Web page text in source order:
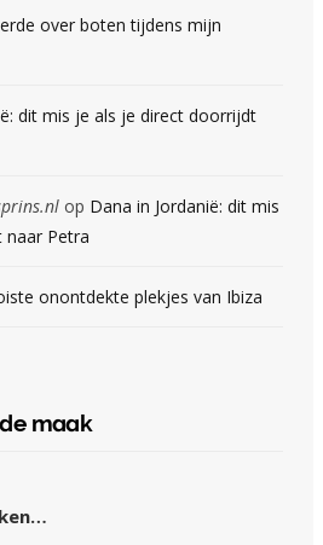
over boten tijdens mijn
dit mis je als je direct doorrijdt
op Dana in Jordanië: dit mis
Petra
onontdekte plekjes van Ibiza
maak